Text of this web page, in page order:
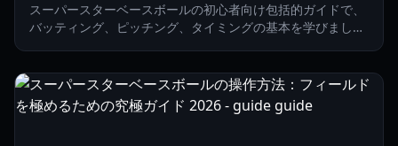
スーパースターベースボールの初心者向け包括的ガイドで、
バッティング、ピッチング、タイミングの基本を学びましょ